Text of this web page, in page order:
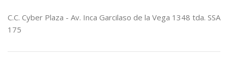
C.C. Cyber Plaza - Av. Inca Garcilaso de la Vega 1348 tda. SSA
175